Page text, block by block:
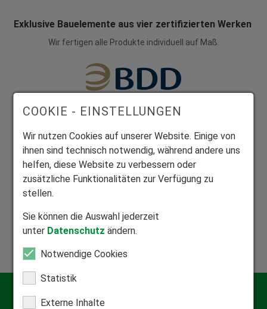
Exklusive Bauelemente aus vier zertifizierten Werken
Wir fertigen alle Produkte individuell auf Maß.
Seriöser Direktvertrieb zum Nutzen unserer Kunden.
Mitglied Bundesverband Rollladen und Sonnenschutz
Zuhause in der Rollladen- und Sonnenschutzbranche.
COOKIE - EINSTELLUNGEN
Wir nutzen Cookies auf unserer Website. Einige von
ihnen sind technisch notwendig, während andere uns
helfen, diese Website zu verbessern oder
zusätzliche Funktionalitäten zur Verfügung zu
stellen.
Sie können die Auswahl jederzeit
unter Datenschutz ändern.
Notwendige Cookies
Statistik
Externe Inhalte